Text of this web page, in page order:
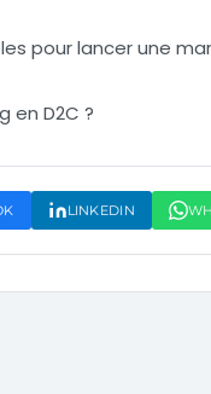
pour lancer une
en D2C ?
LINKEDIN